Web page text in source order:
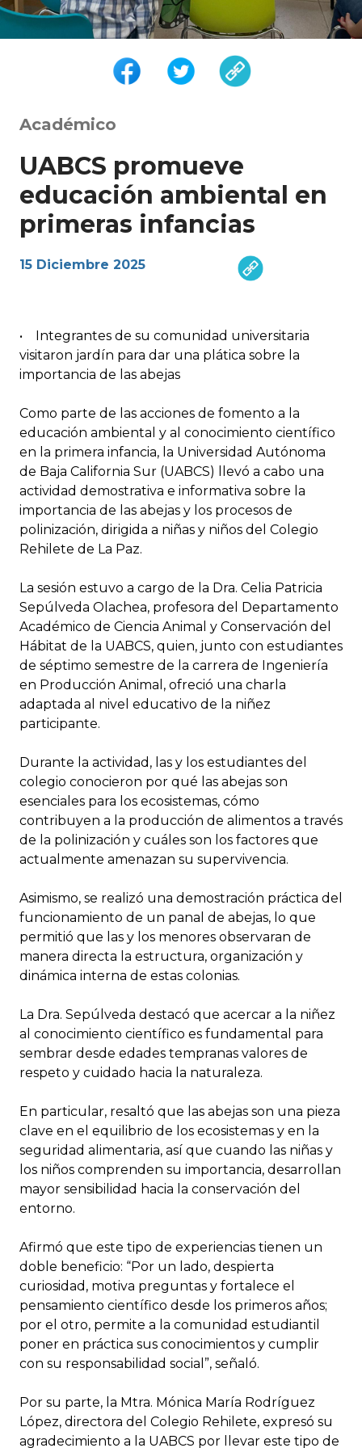
Académico
UABCS promueve
educación ambiental en
primeras infancias
15 Diciembre 2025
• Integrantes de su comunidad universitaria
visitaron jardín para dar una plática sobre la
importancia de las abejas
Como parte de las acciones de fomento a la
educación ambiental y al conocimiento científico
en la primera infancia, la Universidad Autónoma
de Baja California Sur (UABCS) llevó a cabo una
actividad demostrativa e informativa sobre la
importancia de las abejas y los procesos de
polinización, dirigida a niñas y niños del Colegio
Rehilete de La Paz.
La sesión estuvo a cargo de la Dra. Celia Patricia
Sepúlveda Olachea, profesora del Departamento
Académico de Ciencia Animal y Conservación del
Hábitat de la UABCS, quien, junto con estudiantes
de séptimo semestre de la carrera de Ingeniería
en Producción Animal, ofreció una charla
adaptada al nivel educativo de la niñez
participante.
Durante la actividad, las y los estudiantes del
colegio conocieron por qué las abejas son
esenciales para los ecosistemas, cómo
contribuyen a la producción de alimentos a través
de la polinización y cuáles son los factores que
actualmente amenazan su supervivencia.
Asimismo, se realizó una demostración práctica del
funcionamiento de un panal de abejas, lo que
permitió que las y los menores observaran de
manera directa la estructura, organización y
dinámica interna de estas colonias.
La Dra. Sepúlveda destacó que acercar a la niñez
al conocimiento científico es fundamental para
sembrar desde edades tempranas valores de
respeto y cuidado hacia la naturaleza.
En particular, resaltó que las abejas son una pieza
clave en el equilibrio de los ecosistemas y en la
seguridad alimentaria, así que cuando las niñas y
los niños comprenden su importancia, desarrollan
mayor sensibilidad hacia la conservación del
entorno.
Afirmó que este tipo de experiencias tienen un
doble beneficio: “Por un lado, despierta
curiosidad, motiva preguntas y fortalece el
pensamiento científico desde los primeros años;
por el otro, permite a la comunidad estudiantil
poner en práctica sus conocimientos y cumplir
con su responsabilidad social”, señaló.
Por su parte, la Mtra. Mónica María Rodríguez
López, directora del Colegio Rehilete, expresó su
agradecimiento a la UABCS por llevar este tipo de